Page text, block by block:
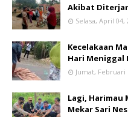
Akibat
Selasa, April 04,
Kecelakaan
Hari Meniggal
Jumat, Februari
Lagi, Harimau
Mekar Sari Nes